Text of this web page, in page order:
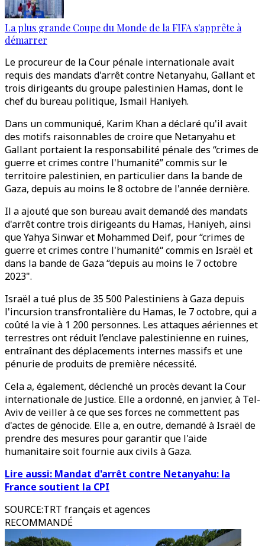
La plus grande Coupe du Monde de la FIFA s'apprête à
démarrer
Le procureur de la Cour pénale internationale avait
requis des mandats d'arrêt contre Netanyahu, Gallant et
trois dirigeants du groupe palestinien Hamas, dont le
chef du bureau politique, Ismail Haniyeh.
Dans un communiqué, Karim Khan a déclaré qu'il avait
des motifs raisonnables de croire que Netanyahu et
Gallant portaient la responsabilité pénale des “crimes de
guerre et crimes contre l'humanité” commis sur le
territoire palestinien, en particulier dans la bande de
Gaza, depuis au moins le 8 octobre de l'année dernière.
Il a ajouté que son bureau avait demandé des mandats
d'arrêt contre trois dirigeants du Hamas, Haniyeh, ainsi
que Yahya Sinwar et Mohammed Deif, pour “crimes de
guerre et crimes contre l'humanité“ commis en Israël et
dans la bande de Gaza “depuis au moins le 7 octobre
2023".
Israël a tué plus de 35 500 Palestiniens à Gaza depuis
l'incursion transfrontalière du Hamas, le 7 octobre, qui a
coûté la vie à 1 200 personnes. Les attaques aériennes et
terrestres ont réduit l’enclave palestinienne en ruines,
entraînant des déplacements internes massifs et une
pénurie de produits de première nécessité.
Cela a, également, déclenché un procès devant la Cour
internationale de Justice. Elle a ordonné, en janvier, à Tel-
Aviv de veiller à ce que ses forces ne commettent pas
d'actes de génocide. Elle a, en outre, demandé à Israël de
prendre des mesures pour garantir que l'aide
humanitaire soit fournie aux civils à Gaza.
Lire aussi: Mandat d'arrêt contre Netanyahu: la
France soutient la CPI
SOURCE:TRT français et agences
RECOMMANDÉ